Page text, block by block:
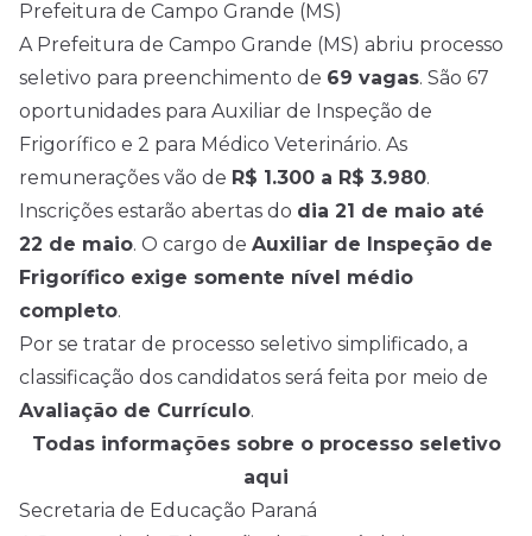
Prefeitura de Campo Grande (MS)
A Prefeitura de Campo Grande (MS) abriu processo
seletivo para preenchimento de 69 vagas. São 67
oportunidades para Auxiliar de Inspeção de
Frigorífico e 2 para Médico Veterinário. As
remunerações vão de R$ 1.300 a R$ 3.980.
Inscrições estarão abertas do dia 21 de maio até
22 de maio. O cargo de Auxiliar de Inspeção de
Frigorífico exige somente nível médio
completo.
Por se tratar de processo seletivo simplificado, a
classificação dos candidatos será feita por meio de
Avaliação de Currículo.
Todas informações sobre o processo seletivo
aqui
Secretaria de Educação Paraná